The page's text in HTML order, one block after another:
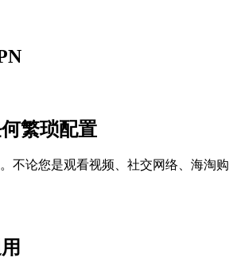
繁琐配置
不论您是观看视频、社交网络、海淘